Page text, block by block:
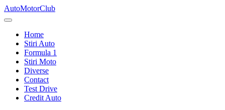
Skip
to
AutoMotorClub
Totul
masini
pasionatii
masini
Home
Stiri Auto
Formula 1
Stiri Moto
Diverse
Contact
Test Drive
Credit Auto